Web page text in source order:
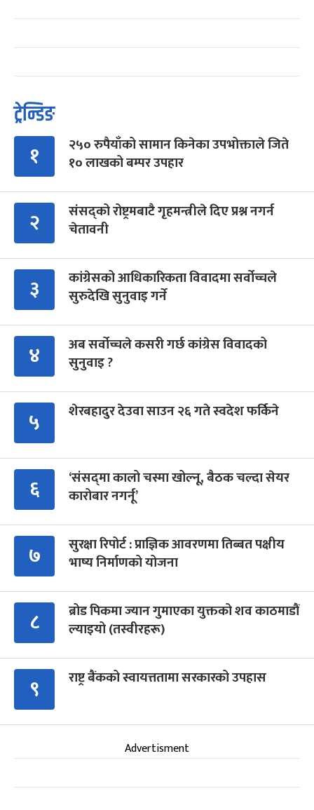
ट्रेन्डिङ
१
२५० रुपैयाँको सामान किनेका उपभोक्ताले जिते
१० लाखको बम्पर उपहार
२
संसद्को रोष्ट्रमबाटै गृहमन्त्रीले दिए प्रश्न नगर्न
चेतावनी
३
कांग्रेसको आधिकारिकता विवादमा सर्वोच्चले
सुरुदेखि सुनुवाइ गर्ने
४
अब सर्वोच्चले कसरी गर्छ कांग्रेस विवादको
सुनुवाइ ?
५ शेरबहादुर देउवा साउन २६ गते स्वदेश फर्किने
६
‘संसद्‍मा कालो चस्मा खोल्नू, बैठक चल्दा सेयर
कारोबार नगर्नू’
७
सुरक्षा रिपोर्ट : प्राज्ञिक आवरणमा तिब्बत पक्षीय
भाष्य निर्माणको योजना
८
ब्रोड पिकमा ज्यान गुमाएका युक्तको शव काठमाडौं
ल्याइयो (तस्वीरहरू)
९ राष्ट्र बैंकको स्वायत्ततामा सरकारको उपहास
Advertisment